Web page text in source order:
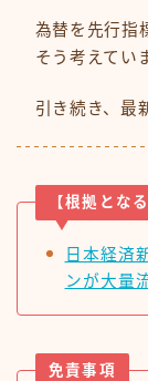
為替を先行指
そう考えてい
引き続き、最
【根拠とな
日本経済
ンが大量
免責事項